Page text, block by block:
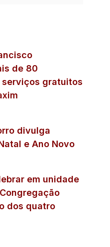
de 80
gratuitos
divulga
e Ano Novo
em unidade
dos quatro